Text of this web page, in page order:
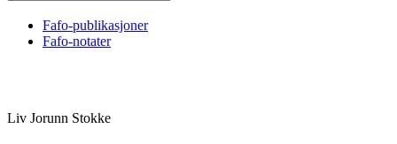
Fafo-publikasjoner
Fafo-notater
Liv Jorunn Stokke